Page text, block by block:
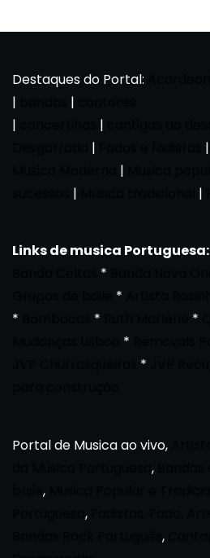
Destaques do Portal:
|
|
|
|
| |
|
| |
Links de musica Portuguesa:
*
*
*
* *
*
*
Portal de Musica ao vivo,
,
,
,
,